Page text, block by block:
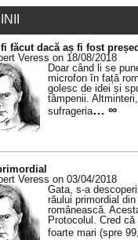
fi făcut dacă aș fi fost
Veress on 18/08/2018
Doar când li se
microfon în față
golesc de idei și
tâmpenii.
sufrageria… ∞
Veress on 03/04/2018
Gata, s-a
răului primordial
românească.
Protocolul. Cred
foarte mari (spre